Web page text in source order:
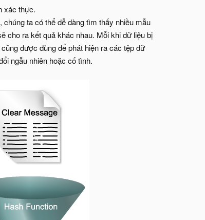
xác thực.
ta có thể dễ dàng tìm thấy nhiều mẫu
cho ra kết quả khác nhau. Mỗi khi dữ liệu bị
cũng được dùng để phát hiện ra các tệp dữ
ngẫu nhiên hoặc cố tình.